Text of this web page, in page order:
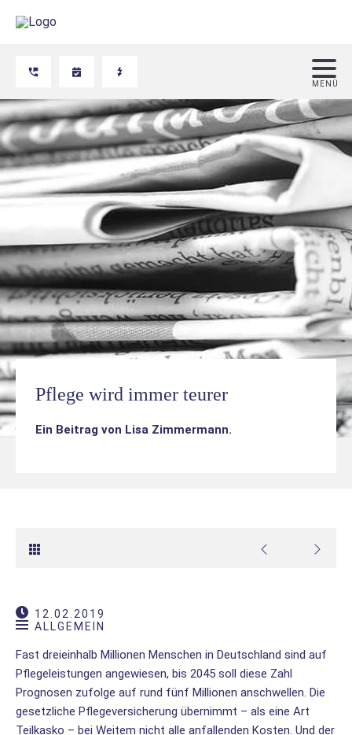
Pflege wird immer teurer
Ein Beitrag von Lisa Zimmermann.
12.02.2019
ALLGEMEIN
Fast dreieinhalb Millionen Menschen in Deutschland sind auf
Pflegeleistungen angewiesen, bis 2045 soll diese Zahl
Prognosen zufolge auf rund fünf Millionen anschwellen. Die
gesetzliche Pflegeversicherung übernimmt – als eine Art
Teilkasko – bei Weitem nicht alle anfallenden Kosten. Und der